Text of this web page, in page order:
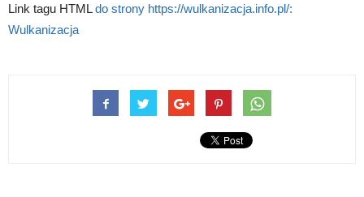
Link tagu HTMLdo strony https://wulkanizacja.info.pl/:
Wulkanizacja